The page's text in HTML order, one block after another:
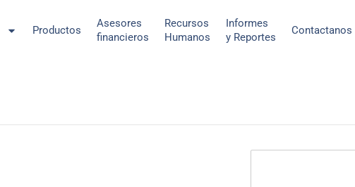
Productos
Asesores
financieros
Recursos
Humanos
Informes
y Reportes
Contactanos